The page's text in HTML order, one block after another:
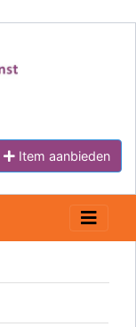
Item aanbieden